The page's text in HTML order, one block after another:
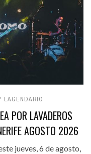
LAGENDARIO
POR LAVADEROS
AGOSTO 2026
jueves, 6 de agosto,